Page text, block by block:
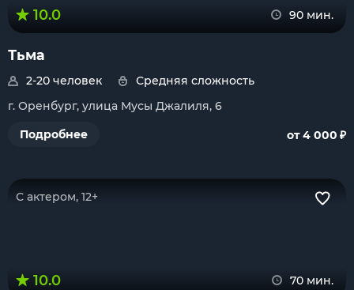
10.0 90 мин.
Тьма
2-20 человек
Средняя сложность
г. Оренбург, улица Мусы Джалиля, 6
Подробнее
от 4 000 ₽
С актером, 12+
10.0 70 мин.